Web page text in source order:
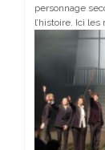
personnage
l’histoire. Ici les